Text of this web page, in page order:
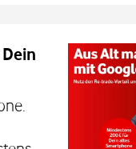
Schulweg immer
auch ohne
der Xplora
für je einmal 1 €